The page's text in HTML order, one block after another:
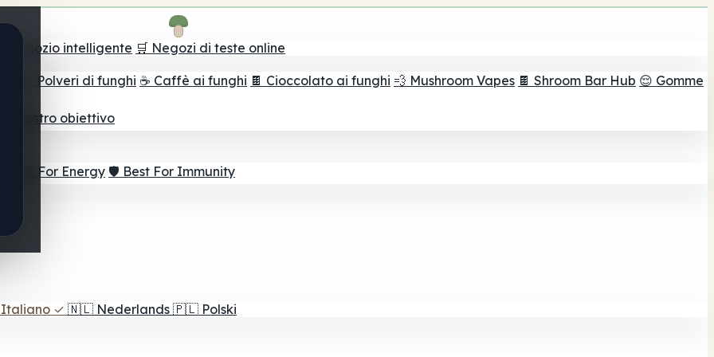
il negozio intelligente 🛒 Negozi di teste online
🫙 Polveri di funghi ☕ Caffè ai funghi 🍫 Cioccolato ai funghi 💨 Mushroom Vapes 🍫 Shroom Bar Hub 😌 Gomme
il vostro obiettivo
⚡ Best For Energy 🛡️ Best For Immunity
Italiano ✓ 🇳🇱 Nederlands 🇵🇱 Polski